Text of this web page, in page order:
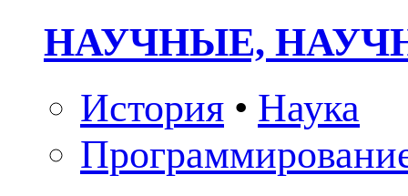
НАУЧНЫЕ,
История • Наука